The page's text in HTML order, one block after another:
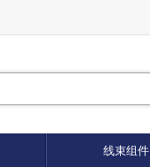
线束组件